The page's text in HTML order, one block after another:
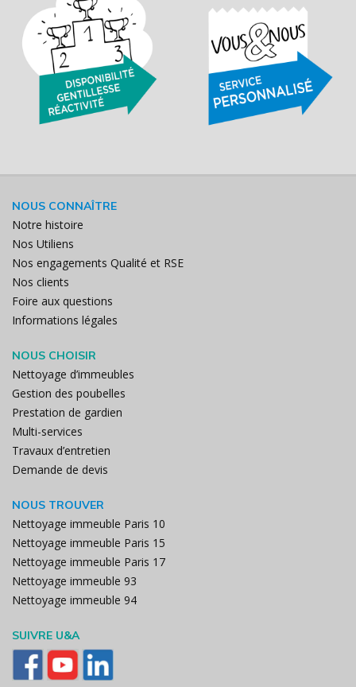
NOUS CONNAÎTRE
Notre histoire
Nos Utiliens
Nos engagements Qualité et RSE
Nos clients
Foire aux questions
Informations légales
NOUS CHOISIR
Nettoyage d’immeubles
Gestion des poubelles
Prestation de gardien
Multi-services
Travaux d’entretien
Demande de devis
NOUS TROUVER
Nettoyage immeuble Paris 10
Nettoyage immeuble Paris 15
Nettoyage immeuble Paris 17
Nettoyage immeuble 93
Nettoyage immeuble 94
SUIVRE U&A